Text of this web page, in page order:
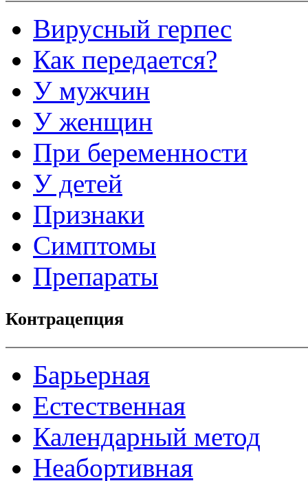
Вирусный герпес
Как передается?
У мужчин
У женщин
При беременности
У детей
Признаки
Симптомы
Препараты
Контрацепция
Барьерная
Естественная
Календарный метод
Неабортивная